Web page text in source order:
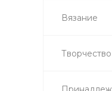
Вязание
Творчество